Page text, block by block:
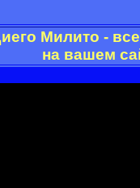
Милито -
на вашем